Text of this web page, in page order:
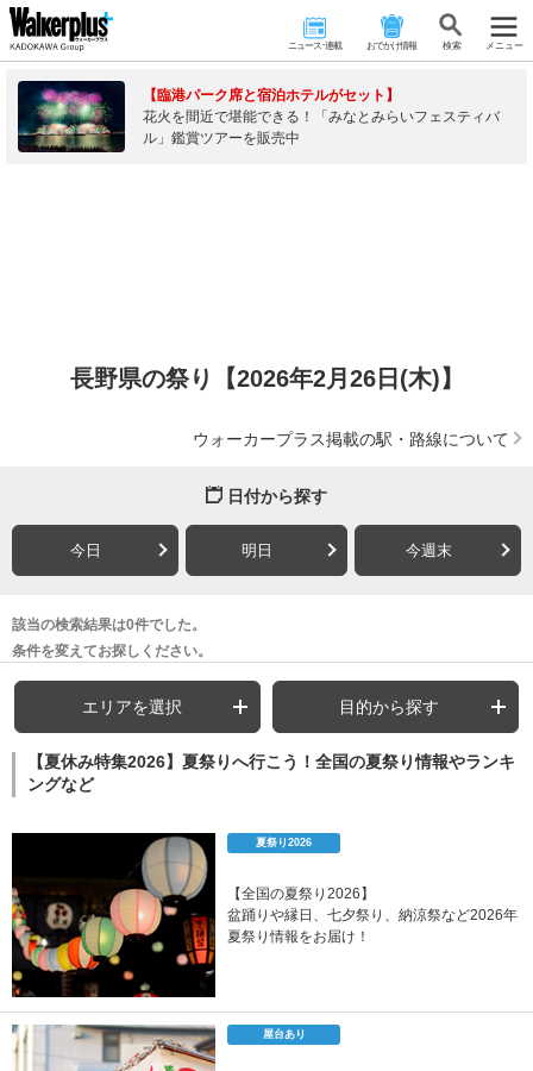
ニュース･連載 おでかけ情報 検 索 メニュー
【臨港パーク席と宿泊ホテルがセット】
花火を間近で堪能できる！「みなとみらいフェスティバ
ル」鑑賞ツアーを販売中
長野県の祭り【2026年2月26日(木)】
ウォーカープラス掲載の駅・路線について
日付から探す
今日 明日 今週末
該当の検索結果は0件でした。
条件を変えてお探しください。
エリアを選択 目的から探す
【夏休み特集2026】夏祭りへ行こう！全国の夏祭り情報やランキ
ングなど
夏祭り2026
【全国の夏祭り2026】
盆踊りや縁日、七夕祭り、納涼祭など2026年
夏祭り情報をお届け！
屋台あり